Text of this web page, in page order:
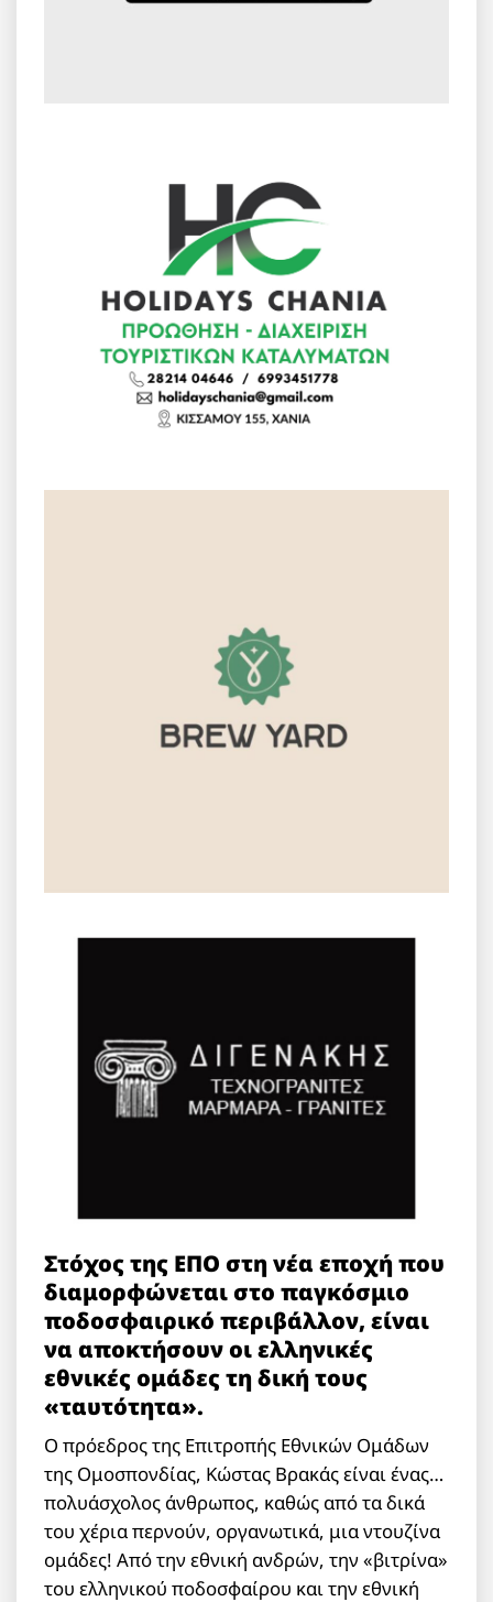
Στόχος της ΕΠΟ στη νέα εποχή που
διαμορφώνεται στο παγκόσμιο
ποδοσφαιρικό περιβάλλον, είναι
να αποκτήσουν οι ελληνικές
εθνικές ομάδες τη δική τους
«ταυτότητα».
Ο πρόεδρος της Επιτροπής Εθνικών Ομάδων
της Ομοσπονδίας, Κώστας Βρακάς είναι ένας…
πολυάσχολος άνθρωπος, καθώς από τα δικά
του χέρια περνούν, οργανωτικά, μια ντουζίνα
ομάδες! Από την εθνική ανδρών, την «βιτρίνα»
του ελληνικού ποδοσφαίρου και την εθνική